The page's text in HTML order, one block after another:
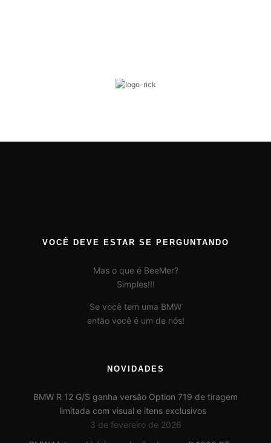
VOCÊ DEVE ESTAR SE PERGUNTANDO
Mas o que é BeeMer?
Simples!!!
Se você tem uma BMW
então você é um de nós!
NOVIDADES
BMW R 12 G/S ganha versão Option 719 de tiragem
limitada com visual e itens exclusivos
3 de fevereiro de 2026